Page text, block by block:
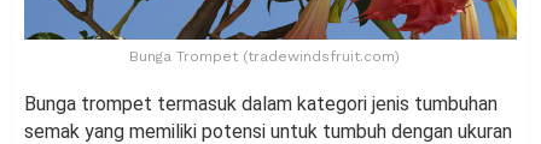
Bunga Trompet (tradewindsfruit.com)
Bunga trompet termasuk dalam kategori jenis tumbuhan
semak yang memiliki potensi untuk tumbuh dengan ukuran